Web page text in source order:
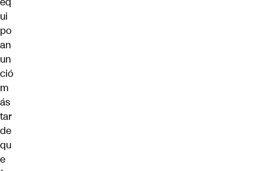
ui
po
an
un
ció
m
ás
tar
de
qu
e